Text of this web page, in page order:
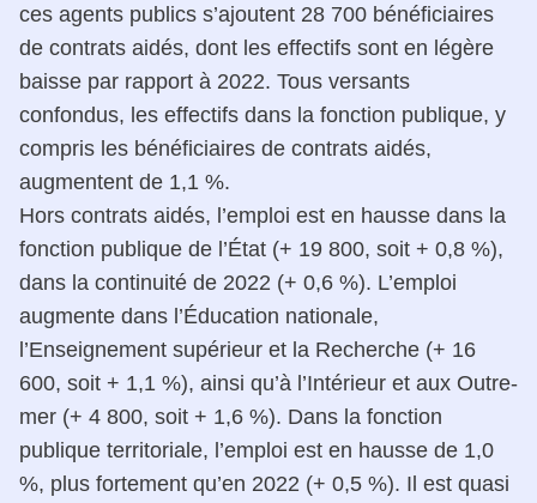
ces agents publics s’ajoutent 28 700 bénéficiaires
de contrats aidés, dont les effectifs sont en légère
baisse par rapport à 2022. Tous versants
confondus, les effectifs dans la fonction publique, y
compris les bénéficiaires de contrats aidés,
augmentent de 1,1 %.
Hors contrats aidés, l’emploi est en hausse dans la
fonction publique de l’État (+ 19 800, soit + 0,8 %),
dans la continuité de 2022 (+ 0,6 %). L’emploi
augmente dans l’Éducation nationale,
l’Enseignement supérieur et la Recherche (+ 16
600, soit + 1,1 %), ainsi qu’à l’Intérieur et aux Outre-
mer (+ 4 800, soit + 1,6 %). Dans la fonction
publique territoriale, l’emploi est en hausse de 1,0
%, plus fortement qu’en 2022 (+ 0,5 %). Il est quasi